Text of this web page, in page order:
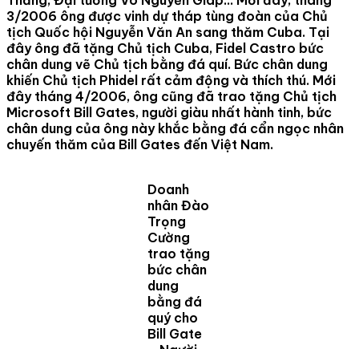
3/2006 ông được vinh dự tháp tùng đoàn của Chủ
tịch Quốc hội Nguyễn Văn An sang thăm Cuba. Tại
đây ông đã tặng Chủ tịch Cuba, Fidel Castro bức
chân dung vẽ Chủ tịch bằng đá quí. Bức chân dung
khiến Chủ tịch Phidel rất cảm động và thích thú. Mới
đây tháng 4/2006, ông cũng đã trao tặng Chủ tịch
Microsoft Bill Gates, người giàu nhất hành tinh, bức
chân dung của ông này khắc bằng đá cẩn ngọc nhân
chuyến thăm của Bill Gates đến Việt Nam.
Doanh
nhân Đào
Trọng
Cường
trao tặng
bức chân
dung
bằng đá
quý cho
Bill Gate